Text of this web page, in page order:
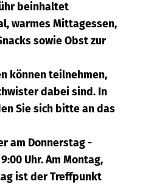
beinhaltet
warmes Mittagessen,
sowie Obst zur
können teilnehmen,
dabei sind. In
Sie sich bitte an das
am Donnerstag -
Uhr. Am Montag,
ist der Treffpunkt